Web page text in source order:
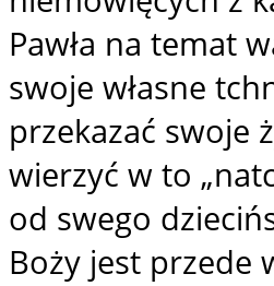
Pawła na temat
swoje własne
przekazać swoje
wierzyć w to
od swego
Boży jest przede